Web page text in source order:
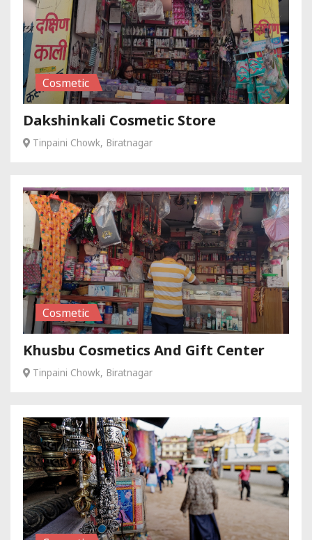
Cosmetic
Dakshinkali Cosmetic Store
Tinpaini Chowk, Biratnagar
Cosmetic
Khusbu Cosmetics And Gift Center
Tinpaini Chowk, Biratnagar